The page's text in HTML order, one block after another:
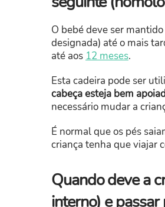
O bebé deve ser
designada) até o mais
até aos 12 meses.
Esta cadeira pode ser
cabeça esteja bem
necessário mudar a
É normal que os pés
criança tenha que viajar
Quando deve a
interno) e